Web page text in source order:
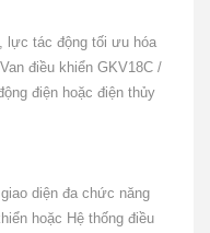
lực tác động tối ưu hóa
Van điều khiển GKV18C /
điện hoặc điện thủy
diện đa chức năng
hoặc Hệ thống điều